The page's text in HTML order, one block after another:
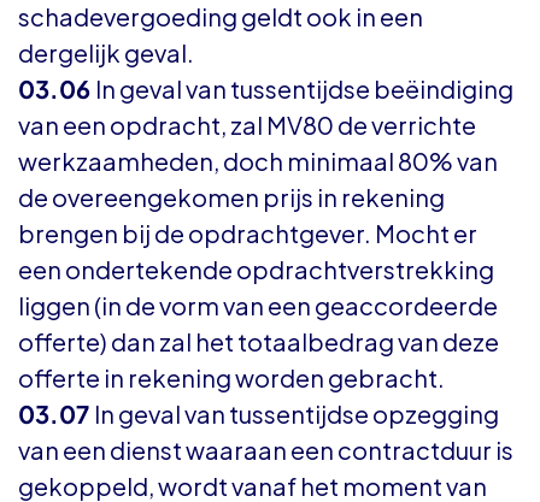
schadevergoeding geldt ook in een
dergelijk geval.
03.06 In geval van tussentijdse beëindiging
van een opdracht, zal MV80 de verrichte
werkzaamheden, doch minimaal 80% van
de overeengekomen prijs in rekening
brengen bij de opdrachtgever. Mocht er
een ondertekende opdrachtverstrekking
liggen (in de vorm van een geaccordeerde
offerte) dan zal het totaalbedrag van deze
offerte in rekening worden gebracht.
03.07 In geval van tussentijdse opzegging
van een dienst waaraan een contractduur is
gekoppeld, wordt vanaf het moment van